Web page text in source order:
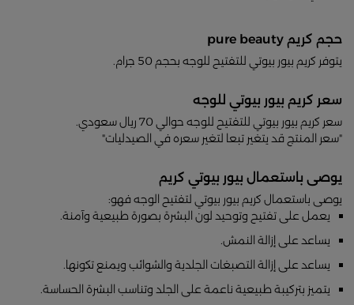
حجم كريم pure beauty
يتوفر كريم بيور بيوتي للتفتيح للوجه بحجم 50 جرام.
سعر كريم بيور بيوتي للوجه
سعر كريم بيور بيوتي للتفتيح للوجه حوالي 70 ريال سعودي.
"سعر المنتج قد يتغير تبعا لتغير سعره في الصيدليات"
يوصى باستعمال بيور بيوتي كريم
يوصى باستعمال كريم بيور بيوتي لتفتيح الوجه فهو:
يعمل على تفتيح وتوحيد لون البشرة بصورة طبيعية وآمنة.
يساعد على إزالة النمش.
يساعد على إزالة التصبغات الجلدية والشوائب ويمنع تكونها.
يتميز بتركيبة طبيعية ناعمة على الجلد وتناسب البشرة الحساسة.